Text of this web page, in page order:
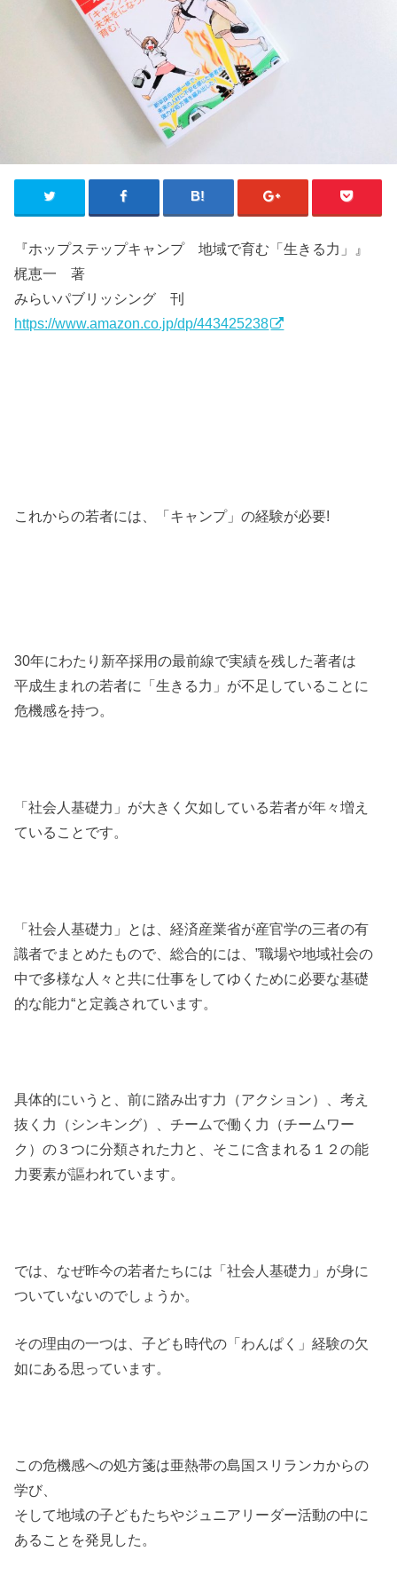
『ホップステップキャンプ 地域で育む「生きる力」』
梶恵一 著
みらいパブリッシング 刊
https://www.amazon.co.jp/dp/443425238
これからの若者には、「キャンプ」の経験が必要!
30年にわたり新卒採用の最前線で実績を残した著者は
平成生まれの若者に「生きる力」が不足していることに
危機感を持つ。
「社会人基礎力」が大きく欠如している若者が年々増え
ていることです。
「社会人基礎力」とは、経済産業省が産官学の三者の有
識者でまとめたもので、総合的には、”職場や地域社会の
中で多様な人々と共に仕事をしてゆくために必要な基礎
的な能力“と定義されています。
具体的にいうと、前に踏み出す力（アクション）、考え
抜く力（シンキング）、チームで働く力（チームワー
ク）の３つに分類された力と、そこに含まれる１２の能
力要素が謳われています。
では、なぜ昨今の若者たちには「社会人基礎力」が身に
ついていないのでしょうか。
その理由の一つは、子ども時代の「わんぱく」経験の欠
如にある思っています。
この危機感への処方箋は亜熱帯の島国スリランカからの
学び、
そして地域の子どもたちやジュニアリーダー活動の中に
あることを発見した。